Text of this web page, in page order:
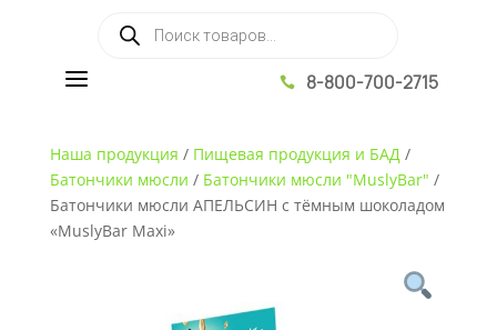
a  8-800-700-2715
Наша продукция / Пищевая продукция и БАД/
Батончики мюсли / Батончики мюсли "MuslyBar" /
Батончики мюсли АПЕЛЬСИН с тёмным шоколадом
«MuslyBar Maxi»